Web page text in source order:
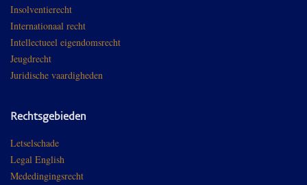
Insolventierecht
Internationaal recht
Intellectueel eigendomsrecht
Jeugdrecht
Juridische vaardigheden
Rechtsgebieden
Letselschade
Legal English
Mededingingsrecht